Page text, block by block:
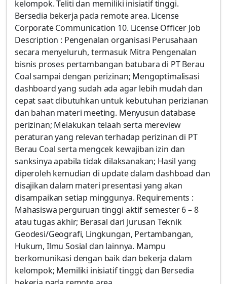
kelompok. Teliti dan memiliki inisiatif tinggi.
Bersedia bekerja pada remote area. License
Corporate Communication 10. License Officer Job
Description : Pengenalan organisasi Perusahaan
secara menyeluruh, termasuk Mitra Pengenalan
bisnis proses pertambangan batubara di PT Berau
Coal sampai dengan perizinan; Mengoptimalisasi
dashboard yang sudah ada agar lebih mudah dan
cepat saat dibutuhkan untuk kebutuhan perizianan
dan bahan materi meeting. Menyusun database
perizinan; Melakukan telaah serta mereview
peraturan yang relevan terhadap perizinan di PT
Berau Coal serta mengcek kewajiban izin dan
sanksinya apabila tidak dilaksanakan; Hasil yang
diperoleh kemudian di update dalam dashboad dan
disajikan dalam materi presentasi yang akan
disampaikan setiap minggunya. Requirements :
Mahasiswa perguruan tinggi aktif semester 6 – 8
atau tugas akhir; Berasal dari Jurusan Teknik
Geodesi/Geografi, Lingkungan, Pertambangan,
Hukum, Ilmu Sosial dan lainnya. Mampu
berkomunikasi dengan baik dan bekerja dalam
kelompok; Memiliki inisiatif tinggi; dan Bersedia